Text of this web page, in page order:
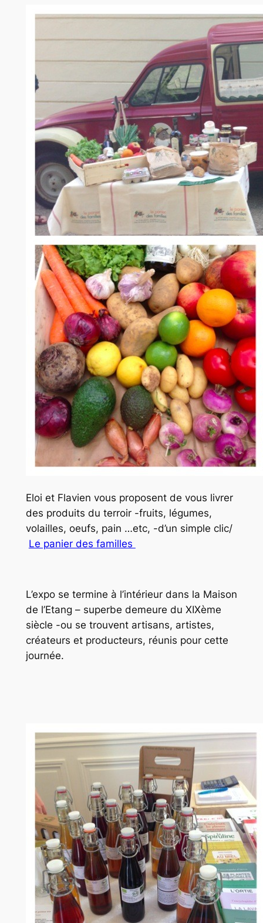
Eloi et Flavien vous proposent de vous livrer
des produits du terroir -fruits, légumes,
volailles, oeufs, pain …etc, -d’un simple clic/
Le panier des familles
L’expo se termine à l’intérieur dans la Maison
de l’Etang – superbe demeure du XIXème
siècle -ou se trouvent artisans, artistes,
créateurs et producteurs, réunis pour cette
journée.